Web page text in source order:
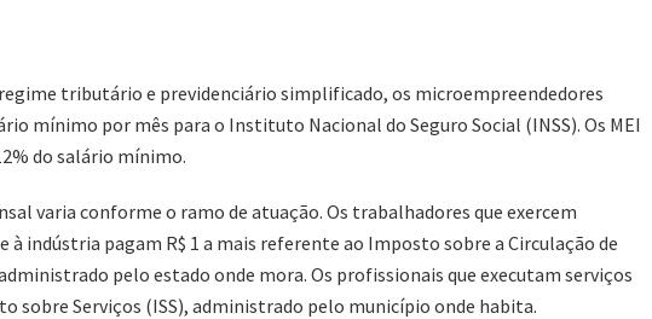
tributário e previdenciário simplificado, os microempreendedores
mínimo por mês para o Instituto Nacional do Seguro Social (INSS). Os MEI
do salário mínimo.
varia conforme o ramo de atuação. Os trabalhadores que exercem
à indústria pagam R$ 1 a mais referente ao Imposto sobre a Circulação de
pelo estado onde mora. Os profissionais que executam serviços
sobre Serviços (ISS), administrado pelo município onde habita.